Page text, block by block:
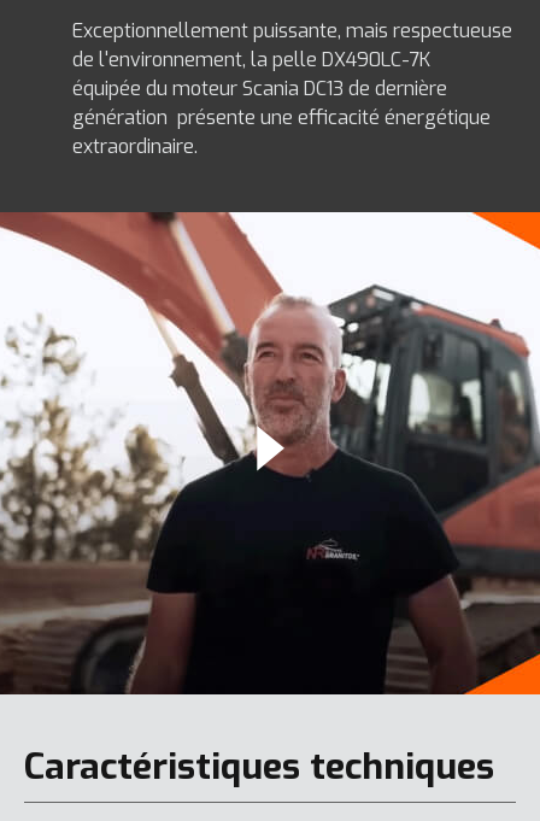
Exceptionnellement puissante, mais respectueuse
de l'environnement, la pelle DX490LC-7K
équipée du moteur Scania DC13 de dernière
génération présente une efficacité énergétique
extraordinaire.
Caractéristiques techniques